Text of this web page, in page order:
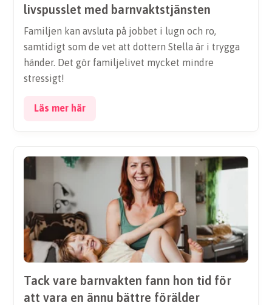
livspusslet med barnvaktstjänsten
Familjen kan avsluta på jobbet i lugn och ro,
samtidigt som de vet att dottern Stella är i trygga
händer. Det gör familjelivet mycket mindre
stressigt!
Läs mer här
Tack vare barnvakten fann hon tid för
att vara en ännu bättre förälder